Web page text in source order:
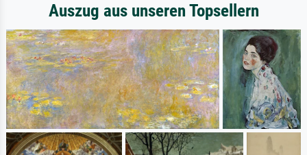
Auszug aus unseren Topsellern